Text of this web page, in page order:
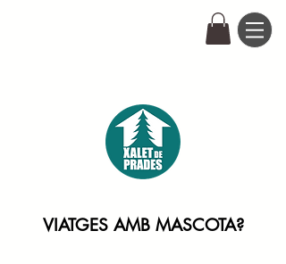
VIATGES AMB MASCOTA?